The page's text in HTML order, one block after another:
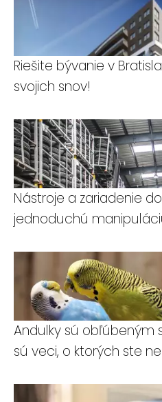
Riešite bývanie v
svojich snov!
Nástroje a zariadenie
jednoduchú
Andulky sú obľúbeným
sú veci, o ktorých ste